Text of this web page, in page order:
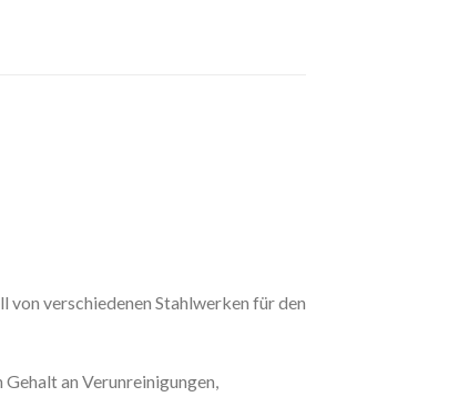
verschiedenen Stahlwerken für den
an Verunreinigungen,